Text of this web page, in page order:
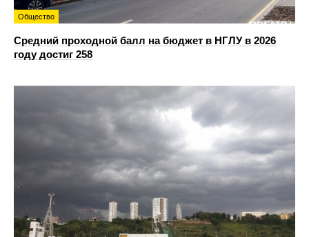
Общество
Средний проходной балл на бюджет в НГЛУ в 2026
году достиг 258